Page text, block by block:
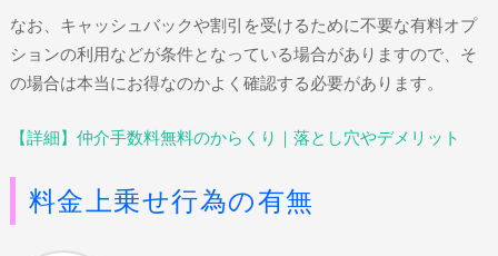
なお、キャッシュバックや割引を受けるために不要な有料オプ
ションの利用などが条件となっている場合がありますので、そ
の場合は本当にお得なのかよく確認する必要があります。
【詳細】仲介手数料無料のからくり｜落とし穴やデメリット
料金上乗せ行為の有無